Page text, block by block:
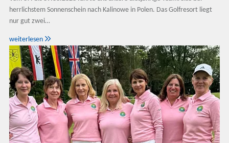
herrlichstem Sonnenschein nach Kalinowe in Polen. Das Golfresort liegt
nur gut zwei…
weiterlesen 